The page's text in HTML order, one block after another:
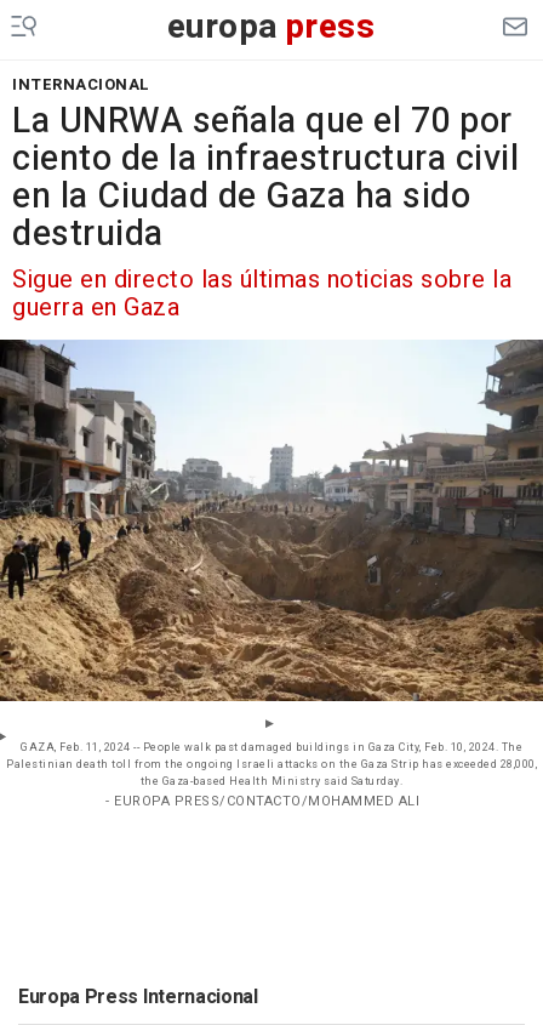
europa press
INTERNACIONAL
La UNRWA señala que el 70 por
ciento de la infraestructura civil
en la Ciudad de Gaza ha sido
destruida
Sigue en directo las últimas noticias sobre la
guerra en Gaza
GAZA, Feb. 11, 2024 -- People walk past damaged buildings in Gaza City, Feb. 10, 2024. The
Palestinian death toll from the ongoing Israeli attacks on the Gaza Strip has exceeded 28,000,
the Gaza-based Health Ministry said Saturday.
- EUROPA PRESS/CONTACTO/MOHAMMED ALI
Europa Press Internacional